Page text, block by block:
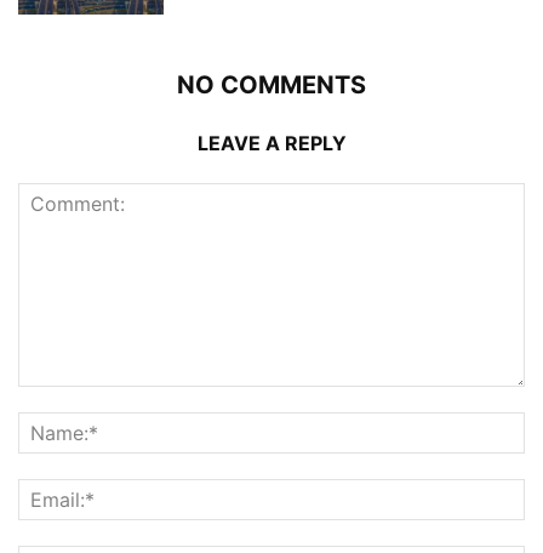
NO COMMENTS
LEAVE A REPLY